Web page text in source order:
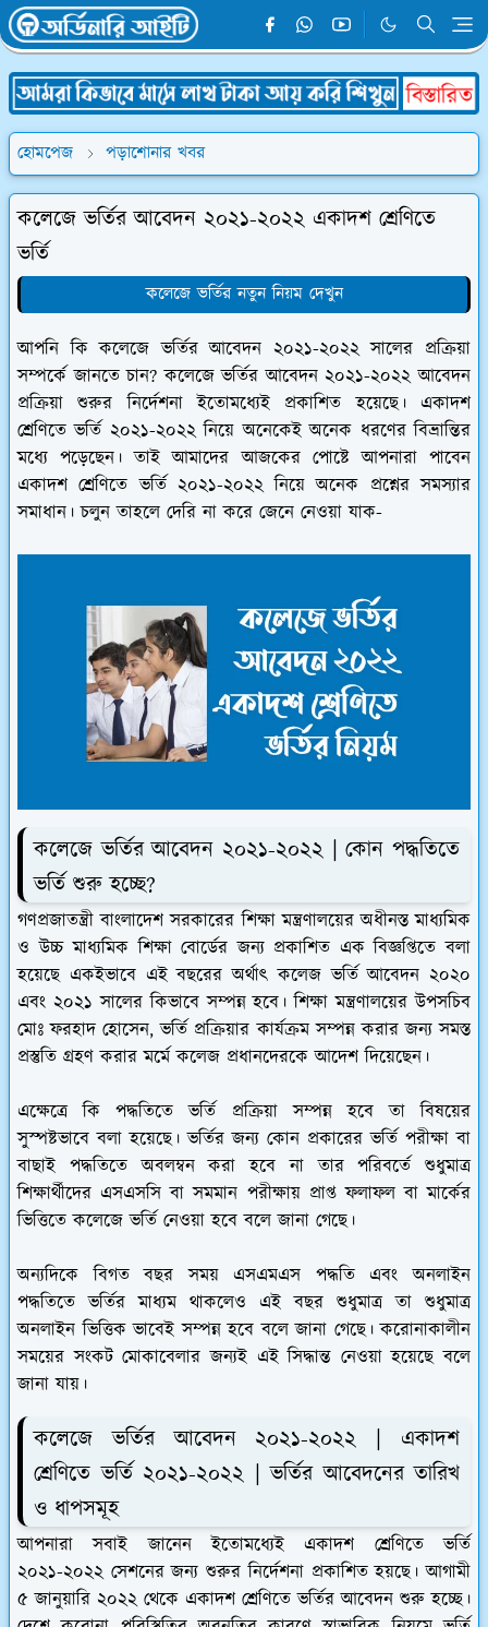
হোমপেজ পড়াশোনার খবর
কলেজে ভর্তির আবেদন ২০২১-২০২২ একাদশ শ্রেণিতে
ভর্তি
কলেজে ভর্তির নতুন নিয়ম দেখুন
আপনি কি কলেজে ভর্তির আবেদন ২০২১-২০২২ সালের প্রক্রিয়া
সম্পর্কে জানতে চান? কলেজে ভর্তির আবেদন ২০২১-২০২২ আবেদন
প্রক্রিয়া শুরুর নির্দেশনা ইতোমধ্যেই প্রকাশিত হয়েছে। একাদশ
শ্রেণিতে ভর্তি ২০২১-২০২২ নিয়ে অনেকেই অনেক ধরণের বিভ্রান্তির
মধ্যে পড়েছেন। তাই আমাদের আজকের পোষ্টে আপনারা পাবেন
একাদশ শ্রেণিতে ভর্তি ২০২১-২০২২ নিয়ে অনেক প্রশ্নের সমস্যার
সমাধান। চলুন তাহলে দেরি না করে জেনে নেওয়া যাক-
কলেজে ভর্তির আবেদন ২০২১-২০২২ | কোন পদ্ধতিতে
ভর্তি শুরু হচ্ছে?
গণপ্রজাতন্ত্রী বাংলাদেশ সরকারের শিক্ষা মন্ত্রণালয়ের অধীনস্ত মাধ্যমিক
ও উচ্চ মাধ্যমিক শিক্ষা বোর্ডের জন্য প্রকাশিত এক বিজ্ঞপ্তিতে বলা
হয়েছে একইভাবে এই বছরের অর্থাৎ কলেজ ভর্তি আবেদন ২০২০
এবং ২০২১ সালের কিভাবে সম্পন্ন হবে। শিক্ষা মন্ত্রণালয়ের উপসচিব
মোঃ ফরহাদ হোসেন, ভর্তি প্রক্রিয়ার কার্যক্রম সম্পন্ন করার জন্য সমস্ত
প্রস্তুতি গ্রহণ করার মর্মে কলেজ প্রধানদেরকে আদেশ দিয়েছেন।
এক্ষেত্রে কি পদ্ধতিতে ভর্তি প্রক্রিয়া সম্পন্ন হবে তা বিষয়ের
সুস্পষ্টভাবে বলা হয়েছে। ভর্তির জন্য কোন প্রকারের ভর্তি পরীক্ষা বা
বাছাই পদ্ধতিতে অবলম্বন করা হবে না তার পরিবর্তে শুধুমাত্র
শিক্ষার্থীদের এসএসসি বা সমমান পরীক্ষায় প্রাপ্ত ফলাফল বা মার্কের
ভিত্তিতে কলেজে ভর্তি নেওয়া হবে বলে জানা গেছে।
অন্যদিকে বিগত বছর সময় এসএমএস পদ্ধতি এবং অনলাইন
পদ্ধতিতে ভর্তির মাধ্যম থাকলেও এই বছর শুধুমাত্র তা শুধুমাত্র
অনলাইন ভিত্তিক ভাবেই সম্পন্ন হবে বলে জানা গেছে। করোনাকালীন
সময়ের সংকট মোকাবেলার জন্যই এই সিদ্ধান্ত নেওয়া হয়েছে বলে
জানা যায়।
কলেজে ভর্তির আবেদন ২০২১-২০২২ | একাদশ
শ্রেণিতে ভর্তি ২০২১-২০২২ | ভর্তির আবেদনের তারিখ
ও ধাপসমূহ
আপনারা সবাই জানেন ইতোমধ্যেই একাদশ শ্রেণিতে ভর্তি
২০২১-২০২২ সেশনের জন্য শুরুর নির্দেশনা প্রকাশিত হয়ছে। আগামী
৫ জানুয়ারি ২০২২ থেকে একাদশ শ্রেণিতে ভর্তির আবেদন শুরু হচ্ছে।